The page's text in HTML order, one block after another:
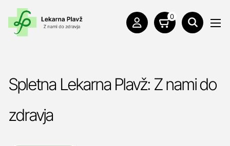
0
Spletna Lekarna Plavž: Z nami do
zdravja